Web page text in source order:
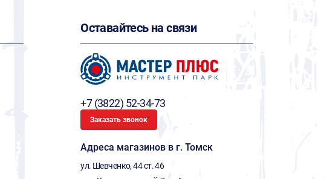
Оставайтесь на связи
+7 (3822) 52-34-73
Заказать звонок
Адреса магазинов в г. Томск
ул. Шевченко, 44 ст. 46